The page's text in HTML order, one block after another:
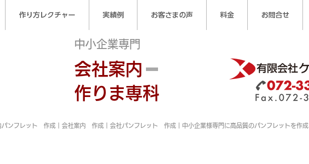
作り方レクチャー 実績例 お客さまの声 料金 お問合せ
中小企業専門
会社案内
作りま専科
パンフレット 作成｜会社案内 作成｜会社パンフレット 作成｜中小企業様専門に高品質のパンフレットを作成